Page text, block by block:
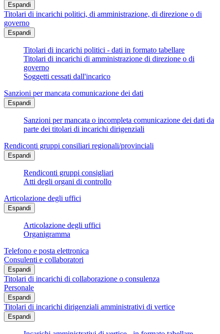
Espandi
Titolari di incarichi politici, di amministrazione, di direzione o di
governo
Espandi
Titolari di incarichi politici - dati in formato tabellare
Titolari di incarichi di amministrazione di direzione o di
governo
Soggetti cessati dall'incarico
Sanzioni per mancata comunicazione dei dati
Espandi
Sanzioni per mancata o incompleta comunicazione dei dati da
parte dei titolari di incarichi dirigenziali
Rendiconti gruppi consiliari regionali/provinciali
Espandi
Rendiconti gruppi consigliari
Atti degli organi di controllo
Articolazione degli uffici
Espandi
Articolazione degli uffici
Organigramma
Telefono e posta elettronica
Consulenti e collaboratori
Espandi
Titolari di incarichi di collaborazione o consulenza
Personale
Espandi
Titolari di incarichi dirigenziali amministrativi di vertice
Espandi